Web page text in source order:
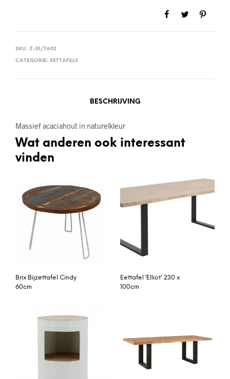
SKU: Z-51/7602
CATEGORIE: EETTAFELS
BESCHRIJVING
Massief acaciahout in naturelkleur
Wat anderen ook interessant
vinden
Brix Bijzettafel Cindy
60cm
Eettafel ‘Elliot’ 230 x
100cm